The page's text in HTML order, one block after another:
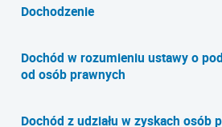
Dochodzenie
Dochód w rozumieniu ustawy o
od osób prawnych
Dochód z udziału w zyskach osób